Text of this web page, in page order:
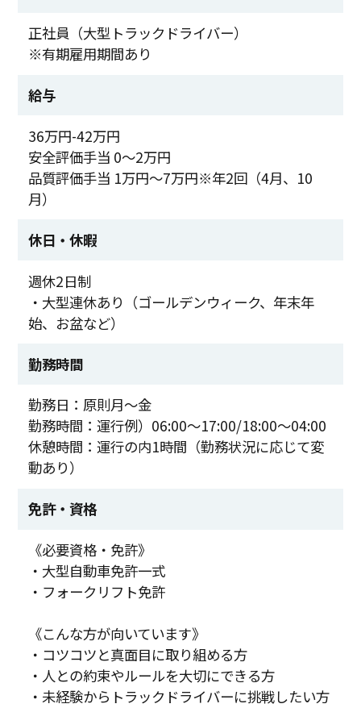
正社員（大型トラックドライバー）
※有期雇用期間あり
給与
36万円-42万円
安全評価手当 0～2万円
品質評価手当 1万円～7万円※年2回（4月、10
月）
休日・休暇
週休2日制
・大型連休あり（ゴールデンウィーク、年末年
始、お盆など）
勤務時間
勤務日：原則月～金
勤務時間：運行例）06:00～17:00/18:00～04:00
休憩時間：運行の内1時間（勤務状況に応じて変
動あり）
免許・資格
《必要資格・免許》
・大型自動車免許一式
・フォークリフト免許
《こんな方が向いています》
・コツコツと真面目に取り組める方
・人との約束やルールを大切にできる方
・未経験からトラックドライバーに挑戦したい方